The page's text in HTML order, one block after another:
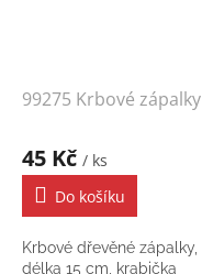
99275 Krbové zápalky
45 Kč / ks
Do košíku
Krbové dřevěné zápalky,
délka 15 cm, krabička